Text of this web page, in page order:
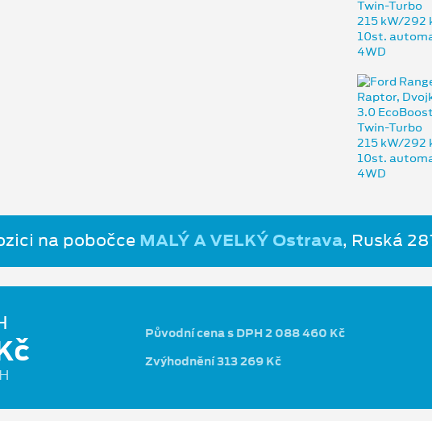
na pobočce MALÝ A VELKÝ Ostrava, Ruská
Původní cena s DPH 2 088 460 Kč
Zvýhodnění 313 269 Kč